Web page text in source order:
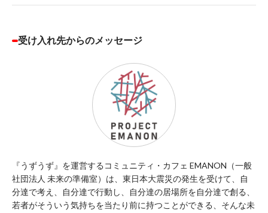
受け入れ先からのメッセージ
『うずうず』を運営するコミュニティ・カフェ EMANON（一般
社団法人 未来の準備室）は、東日本大震災の発生を受けて、自
分達で考え、自分達で行動し、自分達の居場所を自分達で創る、
若者がそういう気持ちを当たり前に持つことができる、そんな未